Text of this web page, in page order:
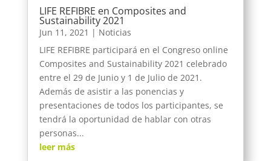
LIFE REFIBRE en Composites and
Sustainability 2021
Jun 11, 2021 | Noticias
LIFE REFIBRE participará en el Congreso online
Composites and Sustainability 2021 celebrado
entre el 29 de Junio y 1 de Julio de 2021.
Además de asistir a las ponencias y
presentaciones de todos los participantes, se
tendrá la oportunidad de hablar con otras
personas...
leer más